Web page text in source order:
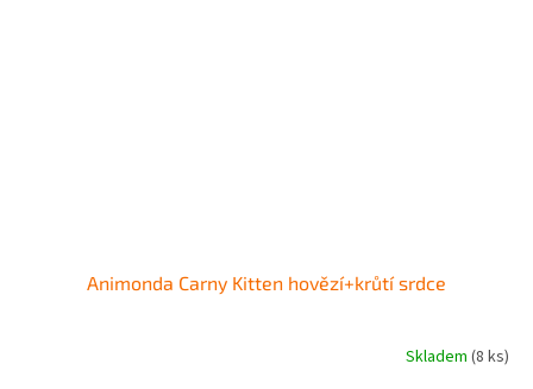
Animonda Carny Kitten hovězí+krůtí srdce
Skladem (8 ks)